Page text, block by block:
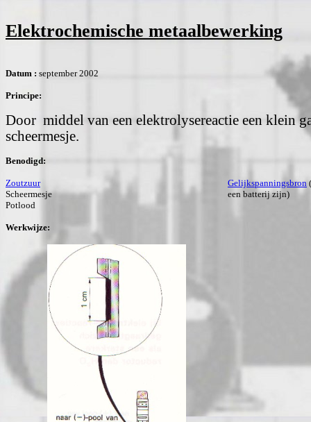
Elektrochemische metaalbewerking
Datum : september 2002
Principe:
Door middel van een elektrolysereactie een klein
scheermesje.
Benodigd:
Zoutzuur
Scheermesje
Potlood
Gelijkspanningsbron
een batterij zijn)
Werkwijze: